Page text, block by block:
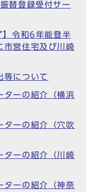
替登録受付サー
】令和6年能登半
市営住宅及び川崎
等について
ターの紹介（横浜
ターの紹介（穴吹
ターの紹介（川崎
ターの紹介（神奈